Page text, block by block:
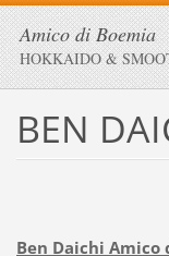
Amico di Boemia
HOKKAIDO &
BEN
Ben Daichi Amico